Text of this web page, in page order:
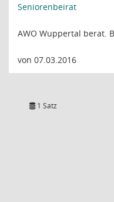
Seniorenbeirat
AWO Wuppertal berat.
von 07.03.2016
1 Satz